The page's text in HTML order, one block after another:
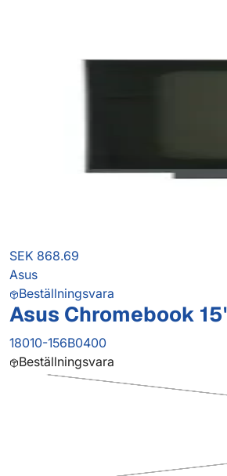
SEK 868.69
Asus
Beställningsvara
Asus Chromebook
18010-156B0400
Beställningsvara